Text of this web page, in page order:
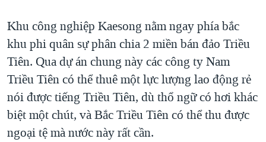
Khu công nghiệp Kaesong nằm ngay phía bắc
khu phi quân sự phân chia 2 miền bán đảo Triều
Tiên. Qua dự án chung này các công ty Nam
Triều Tiên có thể thuê một lực lượng lao động rẻ
nói được tiếng Triều Tiên, dù thổ ngữ có hơi khác
biệt một chút, và Bắc Triều Tiên có thể thu được
ngoại tệ mà nước này rất cần.